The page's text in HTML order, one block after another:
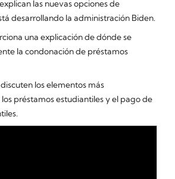
las nuevas opciones de
desarrollando la administración Biden.
una explicación de dónde se
la condonación de préstamos
los elementos más
préstamos estudiantiles y el pago de